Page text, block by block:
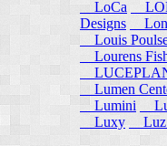
LoCa
Designs
Louis
Lourens
Lumen
Lumini
Luxy
Luz